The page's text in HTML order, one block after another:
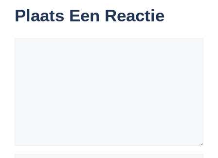
Plaats Een Reactie